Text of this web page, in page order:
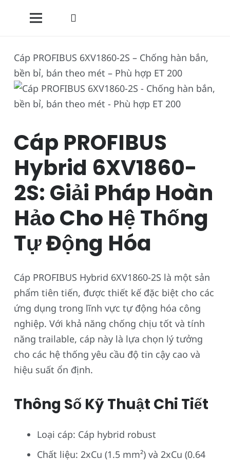
Cáp PROFIBUS 6XV1860-2S – Chống hàn bắn,
bền bỉ, bán theo mét – Phù hợp ET 200
Cáp PROFIBUS
Hybrid 6XV1860-
2S: Giải Pháp Hoàn
Hảo Cho Hệ Thống
Tự Động Hóa
Cáp PROFIBUS Hybrid 6XV1860-2S là một sản
phẩm tiên tiến, được thiết kế đặc biệt cho các
ứng dụng trong lĩnh vực tự động hóa công
nghiệp. Với khả năng chống chịu tốt và tính
năng trailable, cáp này là lựa chọn lý tưởng
cho các hệ thống yêu cầu độ tin cậy cao và
hiệu suất ổn định.
Thông Số Kỹ Thuật Chi Tiết
Loại cáp: Cáp hybrid robust
Chất liệu: 2xCu (1.5 mm²) và 2xCu (0.64